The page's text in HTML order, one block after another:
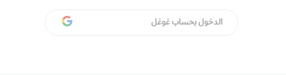
الدخول بحساب غوغل